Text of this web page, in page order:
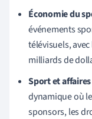
Économie du
événements
télévisuels,
milliards de
Sport et
dynamique où
sponsors, les